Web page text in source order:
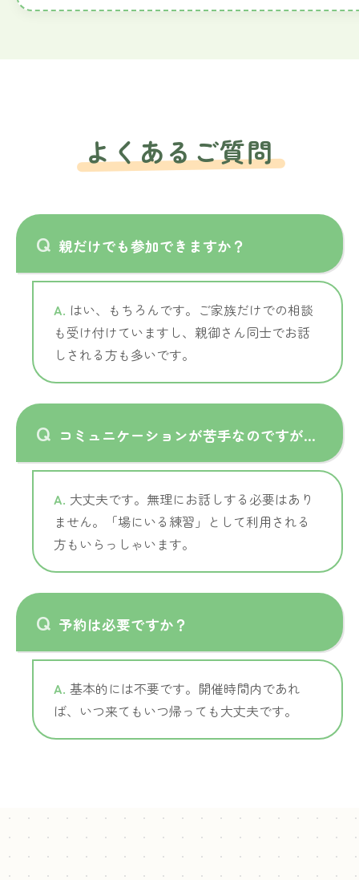
よくあるご質問
親だけでも参加できますか？
はい、もちろんです。ご家族だけでの相談
も受け付けていますし、親御さん同士でお話
しされる方も多いです。
コミュニケーションが苦手なのですが…
大丈夫です。無理にお話しする必要はあり
ません。「場にいる練習」として利用される
方もいらっしゃいます。
予約は必要ですか？
基本的には不要です。開催時間内であれ
ば、いつ来てもいつ帰っても大丈夫です。